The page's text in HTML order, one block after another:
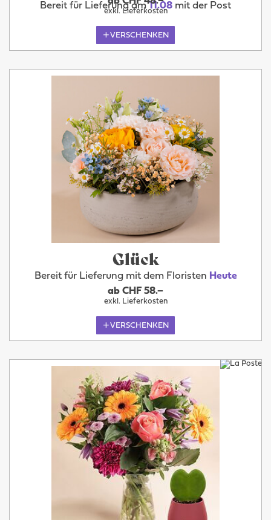
Bereit für Lieferung am11.08 mit der Post
exkl. Lieferkosten
VERSCHENKEN
Glück
Bereit für Lieferung mit dem Floristen Heute
ab CHF 58.–
exkl. Lieferkosten
VERSCHENKEN